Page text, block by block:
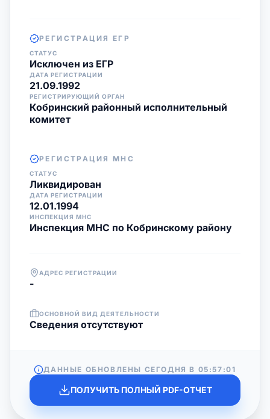
РЕГИСТРАЦИЯ ЕГР
СТАТУС
Исключен из ЕГР
ДАТА РЕГИСТРАЦИИ
21.09.1992
РЕГИСТРИРУЮЩИЙ ОРГАН
Кобринский районный исполнительный
комитет
РЕГИСТРАЦИЯ МНС
СТАТУС
Ликвидирован
ДАТА РЕГИСТРАЦИИ
12.01.1994
ИНСПЕКЦИЯ МНС
Инспекция МНС по Кобринскому району
АДРЕС РЕГИСТРАЦИИ
-
ОСНОВНОЙ ВИД ДЕЯТЕЛЬНОСТИ
Cведения отсутствуют
ДАННЫЕ ОБНОВЛЕНЫ СЕГОДНЯ В 05:57:01
ПОЛУЧИТЬ ПОЛНЫЙ PDF-ОТЧЕТ